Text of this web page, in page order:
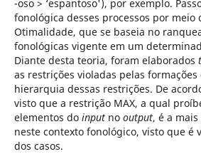
-oso > ‘espantoso'), por exemplo.
fonológica desses processos por meio
Otimalidade, que se baseia no
fonológicas vigente em um
Diante desta teoria, foram elaborados
as restrições violadas pelas formações
hierarquia dessas restrições. De
visto que a restrição MAX, a qual
elementos do input no output, é a
neste contexto fonológico, visto que é
dos casos.